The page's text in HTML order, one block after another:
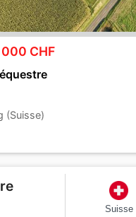
CHF
(Suisse)
Suisse